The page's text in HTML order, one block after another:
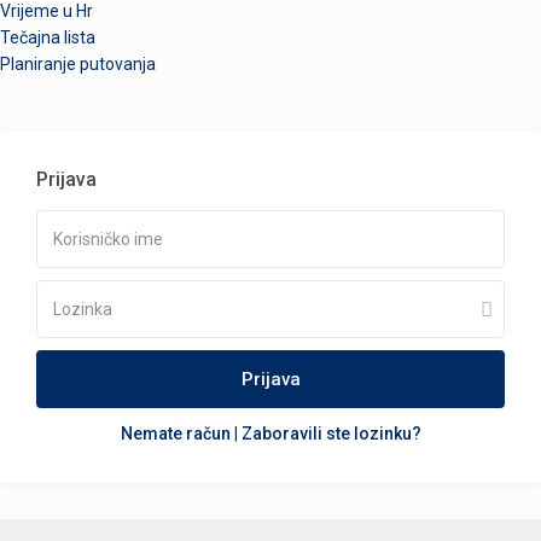
Vrijeme u Hr
Tečajna lista
Planiranje putovanja
Prijava
Prijava
Nemate račun Zaboravili ste lozinku?